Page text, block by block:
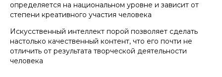
определяется на национальном уровне и зависит от
степени креативного участия человека
Искусственный интеллект порой позволяет сделать
настолько качественный контент, что его почти не
отличить от результата творческой деятельности
человека